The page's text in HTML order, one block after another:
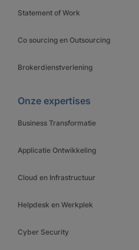
Statement of Work
Co sourcing en Outsourcing
Brokerdienstverlening
Onze expertises
Business Transformatie
Applicatie Ontwikkeling
Cloud en Infrastructuur
Helpdesk en Werkplek
Cyber Security